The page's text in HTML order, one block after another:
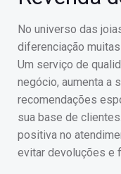
No universo das
diferenciação
Um serviço de
negócio, aumenta a
recomendações
sua base de
positiva no
evitar devoluções e